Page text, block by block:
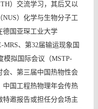
）交流学习，其后又以
）化学与生物分子工
德国亚琛工业大学
MRS、第32届输运现象国
模拟国际会议（MSTP-
会、第三届中国热物性会
中国工程热物理年会传热
邀报告或担任分会场主